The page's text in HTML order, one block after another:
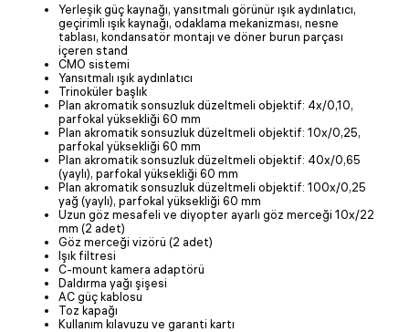
Yerleşik güç kaynağı, yansıtmalı görünür ışık aydınlatıcı,
geçirimli ışık kaynağı, odaklama mekanizması, nesne
tablası, kondansatör montajı ve döner burun parçası
içeren stand
CMO sistemi
Yansıtmalı ışık aydınlatıcı
Trinoküler başlık
Plan akromatik sonsuzluk düzeltmeli objektif: 4x/0,10,
parfokal yüksekliği 60 mm
Plan akromatik sonsuzluk düzeltmeli objektif: 10x/0,25,
parfokal yüksekliği 60 mm
Plan akromatik sonsuzluk düzeltmeli objektif: 40x/0,65
(yaylı), parfokal yüksekliği 60 mm
Plan akromatik sonsuzluk düzeltmeli objektif: 100x/0,25
yağ (yaylı), parfokal yüksekliği 60 mm
Uzun göz mesafeli ve diyopter ayarlı göz merceği 10x/22
mm (2 adet)
Göz merceği vizörü (2 adet)
Işık filtresi
C-mount kamera adaptörü
Daldırma yağı şişesi
AC güç kablosu
Toz kapağı
Kullanım kılavuzu ve garanti kartı